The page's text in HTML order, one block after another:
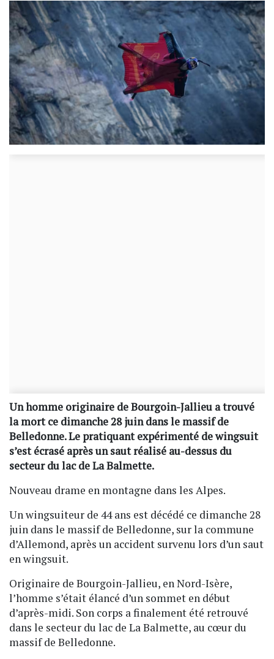
Un homme originaire de Bourgoin-Jallieu a trouvé
la mort ce dimanche 28 juin dans le massif de
Belledonne. Le pratiquant expérimenté de wingsuit
s’est écrasé après un saut réalisé au-dessus du
secteur du lac de La Balmette.
Nouveau drame en montagne dans les Alpes.
Un wingsuiteur de 44 ans est décédé ce dimanche 28
juin dans le massif de Belledonne, sur la commune
d’Allemond, après un accident survenu lors d’un saut
en wingsuit.
Originaire de Bourgoin-Jallieu, en Nord-Isère,
l’homme s’était élancé d’un sommet en début
d’après-midi. Son corps a finalement été retrouvé
dans le secteur du lac de La Balmette, au cœur du
massif de Belledonne.